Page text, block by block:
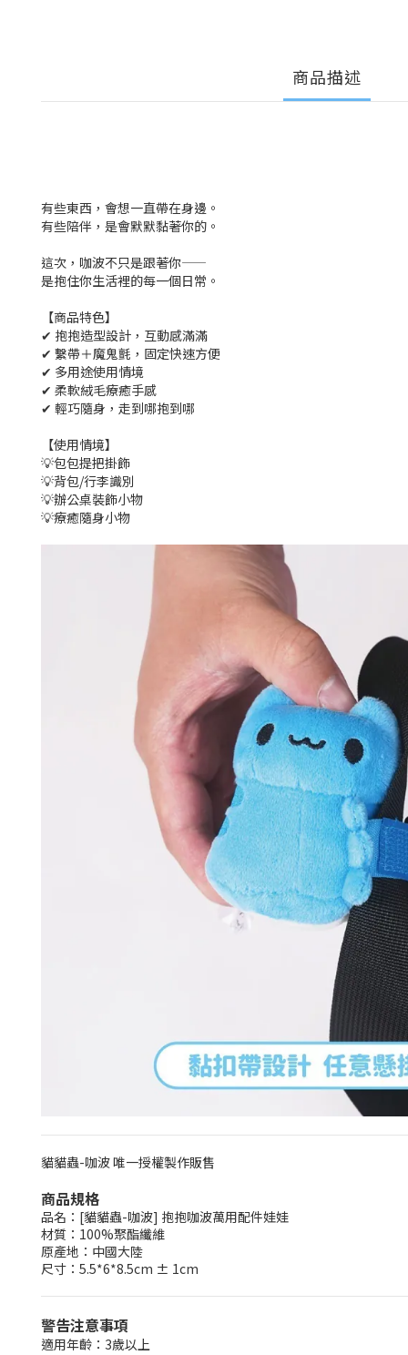
商品描述
有些東西，會想一直帶在身邊。
有些陪伴，是會默默黏著你的。
這次，咖波不只是跟著你——
是抱住你生活裡的每一個日常。
【商品特色】
✔ 抱抱造型設計，互動感滿滿
✔ 繫帶＋魔鬼氈，固定快速方便
✔ 多用途使用情境
✔ 柔軟絨毛療癒手感
✔ 輕巧隨身，走到哪抱到哪
【使用情境】
💡包包提把掛飾
💡背包/行李識別
💡辦公桌裝飾小物
💡療癒隨身小物
貓貓蟲-咖波 唯一授權製作販售
商品規格
品名：[貓貓蟲-咖波] 抱抱咖波萬用配件娃娃
材質：100%聚酯纖維
原產地：中國大陸
尺寸：5.5*6*8.5cm ± 1cm
警告注意事項
適用年齡：3歲以上